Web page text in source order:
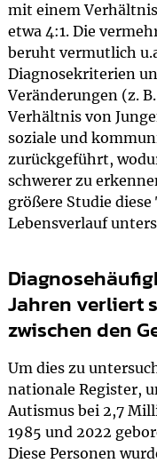
mit einem
etwa 4:1. Die
beruht vermutlich
Diagnosekriterien
Veränderungen (z.
Verhältnis von
soziale und
zurückgeführt,
schwerer zu
größere Studie
Lebensverlauf
Jahren verliert
zwischen den
Um dies zu
nationale Register,
Autismus bei 2,7
1985 und 2022
Diese Personen